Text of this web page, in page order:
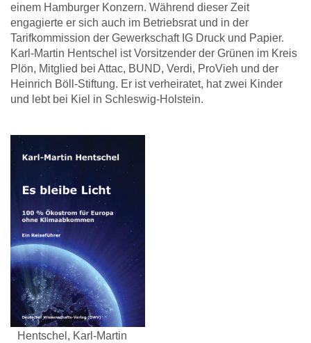
einem Hamburger Konzern. Während dieser Zeit
engagierte er sich auch im Betriebsrat und in der
Tarifkommission der Gewerkschaft IG Druck und Papier.
Karl-Martin Hentschel ist Vorsitzender der Grünen im Kreis
Plön, Mitglied bei Attac, BUND, Verdi, ProVieh und der
Heinrich Böll-Stiftung. Er ist verheiratet, hat zwei Kinder
und lebt bei Kiel in Schleswig-Holstein.
Hentschel, Karl-Martin